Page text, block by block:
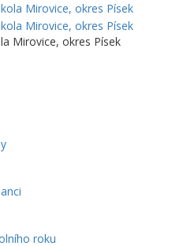
Mirovice, okres Písek
roku